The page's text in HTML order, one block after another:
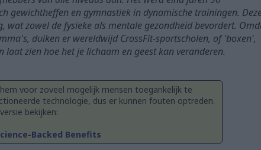
gewichtheffen en gymnastiek in dynamische trainingen.
wat zowel de fysieke als mentale gezondheid bevordert.
duiken er wereldwijd CrossFit-sportscholen, of 'boxen',
zien hoe het je lichaam en geest kan veranderen.
voor zoveel mogelijk mensen toegankelijk te
technologie, dus er kunnen fouten optreden.
bekijken:
Backed Benefits